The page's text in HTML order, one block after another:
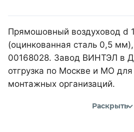
Прямошовный воздуховод d
(оцинкованная сталь 0,5
00168028. Завод ВИНТЭЛ в
отгрузка по Москве и МО
монтажных организаций.
Раскрыть